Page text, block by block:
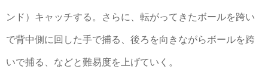
ンド）キャッチする。さらに、転がってきたボールを跨い
で背中側に回した手で捕る、後ろを向きながらボールを跨
いで捕る、などと難易度を上げていく。